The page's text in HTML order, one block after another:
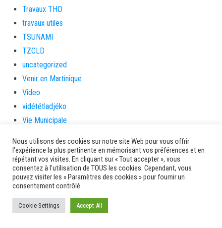
Travaux THD
travaux utiles
TSUNAMI
TZCLD
uncategorized
Venir en Martinique
Video
vidététladjéko
Vie Municipale
vigilanceROUGE
Village artisanal
Village artisanal et commercial
ville de la trinité
villedelesansesdarlet
Nous utilisons des cookies sur notre site Web pour vous offrir
l'expérience la plus pertinente en mémorisant vos préférences et en
répétant vos visites. En cliquant sur « Tout accepter », vous
consentez à l'utilisation de TOUS les cookies. Cependant, vous
pouvez visiter les « Paramètres des cookies » pour fournir un
consentement contrôlé.
Cookie Settings Accept All